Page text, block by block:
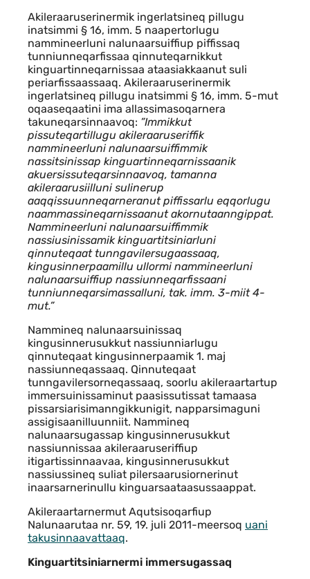
Akileraaruserinermik ingerlatsineq pillugu
inatsimmi § 16, imm. 5 naapertorlugu
nammineerluni nalunaarsuiffiup piffissaq
tunniunneqarfissaa qinnuteqarnikkut
kinguartinneqarnissaa ataasiakkaanut suli
periarfissaassaaq. Akileraaruserinermik
ingerlatsineq pillugu inatsimmi § 16, imm. 5-mut
oqaaseqaatini ima allassimasoqarnera
takuneqarsinnaavoq: ”Immikkut
pissuteqartillugu akileraaruseriffik
nammineerluni nalunaarsuiffimmik
nassitsinissap kinguartinneqarnissaanik
akuersissuteqarsinnaavoq, tamanna
akileraarusiilluni sulinerup
aaqqissuunneqarneranut piffissarlu eqqorlugu
naammassineqarnissaanut akornutaanngippat.
Nammineerluni nalunaarsuiffimmik
nassiusinissamik kinguartitsiniarluni
qinnuteqaat tunngavilersugaassaaq,
kingusinnerpaamillu ullormi nammineerluni
nalunaarsuiffiup nassiunneqarfissaani
tunniunneqarsimassalluni, tak. imm. 3-miit 4-
mut.”
Nammineq nalunaarsuinissaq
kingusinnerusukkut nassiunniarlugu
qinnuteqaat kingusinnerpaamik 1. maj
nassiunneqassaaq. Qinnuteqaat
tunngavilersorneqassaaq, soorlu akileraartartup
immersuinissaminut paasissutissat tamaasa
pissarsiarisimanngikkunigit, napparsimaguni
assigisaanilluunniit. Nammineq
nalunaarsugassap kingusinnerusukkut
nassiunnissaa akileraaruseriffiup
itigartissinnaavaa, kingusinnerusukkut
nassiussineq suliat pilersaarusiornerinut
inaarsarnerinullu kinguarsaataasussaappat.
Akileraartarnermut Aqutsisoqarfiup
Nalunaarutaa nr. 59, 19. juli 2011-meersoq uani
takusinnaavattaaq.
Kinguartitsiniarnermi immersugassaq